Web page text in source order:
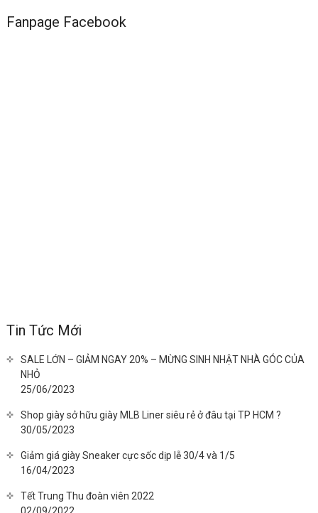
Fanpage Facebook
Tin Tức Mới
SALE LỚN – GIẢM NGAY 20% – MỪNG SINH NHẬT NHÀ GÓC CỦA
NHỎ
25/06/2023
Shop giày sở hữu giày MLB Liner siêu rẻ ở đâu tại TP HCM ?
30/05/2023
Giảm giá giày Sneaker cực sốc dịp lễ 30/4 và 1/5
16/04/2023
Tết Trung Thu đoàn viên 2022
02/09/2022